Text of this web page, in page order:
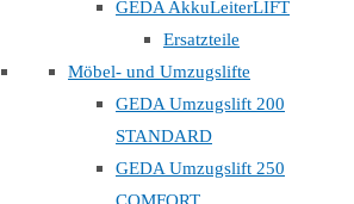
GEDA AkkuLeiterLIFT
Ersatzteile
Möbel- und Umzugslifte
GEDA Umzugslift 200
STANDARD
GEDA Umzugslift 250